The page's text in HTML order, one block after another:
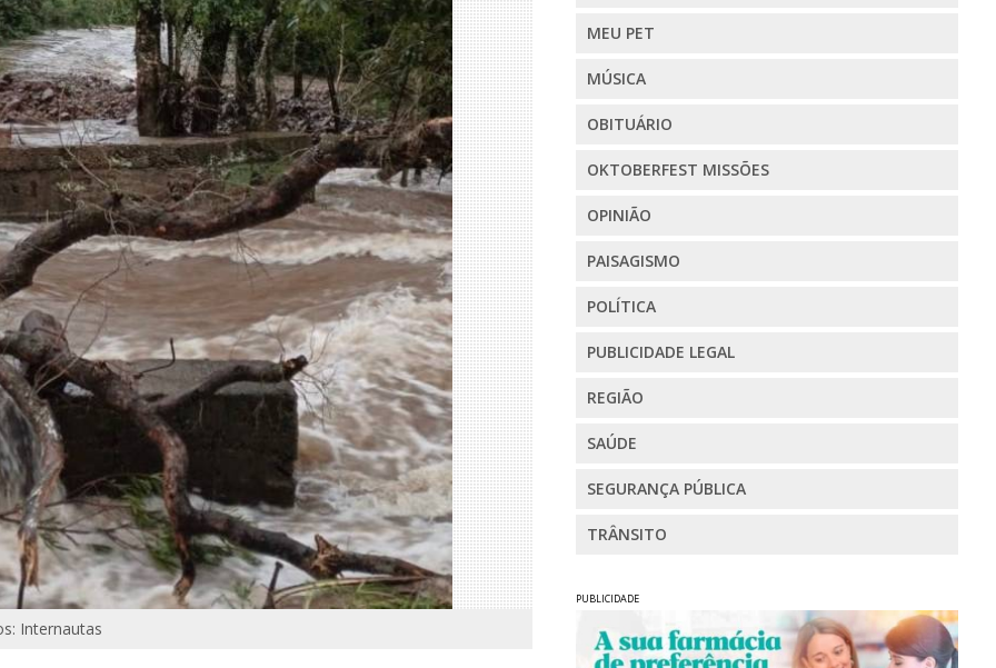
Internautas
MEU PET
MÚSICA
OBITUÁRIO
OKTOBERFEST MISSÕES
OPINIÃO
PAISAGISMO
POLÍTICA
PUBLICIDADE LEGAL
REGIÃO
SAÚDE
SEGURANÇA PÚBLICA
TRÂNSITO
PUBLICIDADE